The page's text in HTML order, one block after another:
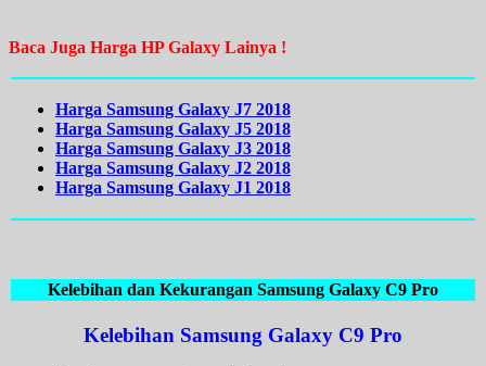
Baca Juga Harga HP Galaxy Lainya !
Harga Samsung Galaxy J7 2018
Harga Samsung Galaxy J5 2018
Harga Samsung Galaxy J3 2018
Harga Samsung Galaxy J2 2018
Harga Samsung Galaxy J1 2018
Kelebihan dan Kekurangan Samsung Galaxy C9 Pro
Kelebihan Samsung Galaxy C9 Pro